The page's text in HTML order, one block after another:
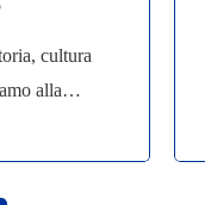
cultura
alla
Sagrada